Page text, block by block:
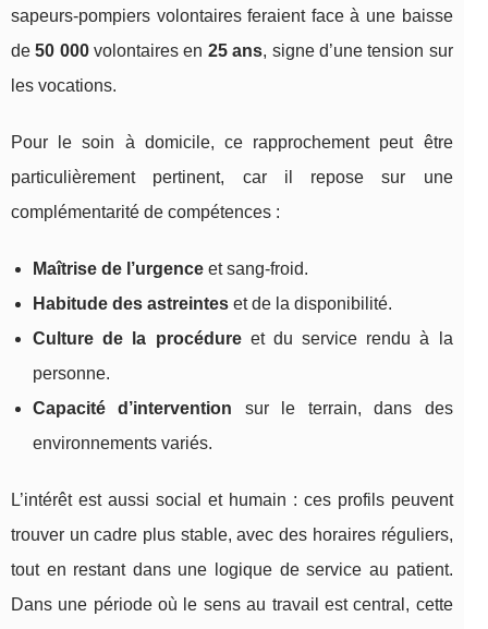
sapeurs-pompiers volontaires feraient face à une baisse
de50 000volontaires en 25 ans, signe d’une tension sur
les vocations.
Pour le soin à domicile, ce rapprochement peut être
particulièrement pertinent, car il repose sur une
complémentarité de compétences :
Maîtrise de l’urgence et sang-froid.
Habitude des astreintes et de la disponibilité.
Culture de la procédureet du service rendu à la
personne.
Capacité d’intervention sur le terrain, dans des
environnements variés.
L’intérêt est aussi social et humain : ces profils peuvent
trouver un cadre plus stable, avec des horaires réguliers,
tout en restant dans une logique de service au patient.
Dans une période où le sens au travail est central, cette